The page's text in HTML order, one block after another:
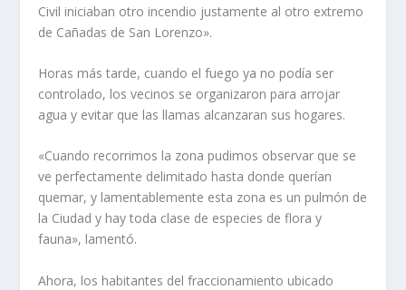
Civil iniciaban otro incendio justamente al otro extremo
de Cañadas de San Lorenzo».
Horas más tarde, cuando el fuego ya no podía ser
controlado, los vecinos se organizaron para arrojar
agua y evitar que las llamas alcanzaran sus hogares.
«Cuando recorrimos la zona pudimos observar que se
ve perfectamente delimitado hasta donde querían
quemar, y lamentablemente esta zona es un pulmón de
la Ciudad y hay toda clase de especies de flora y
fauna», lamentó.
Ahora, los habitantes del fraccionamiento ubicado